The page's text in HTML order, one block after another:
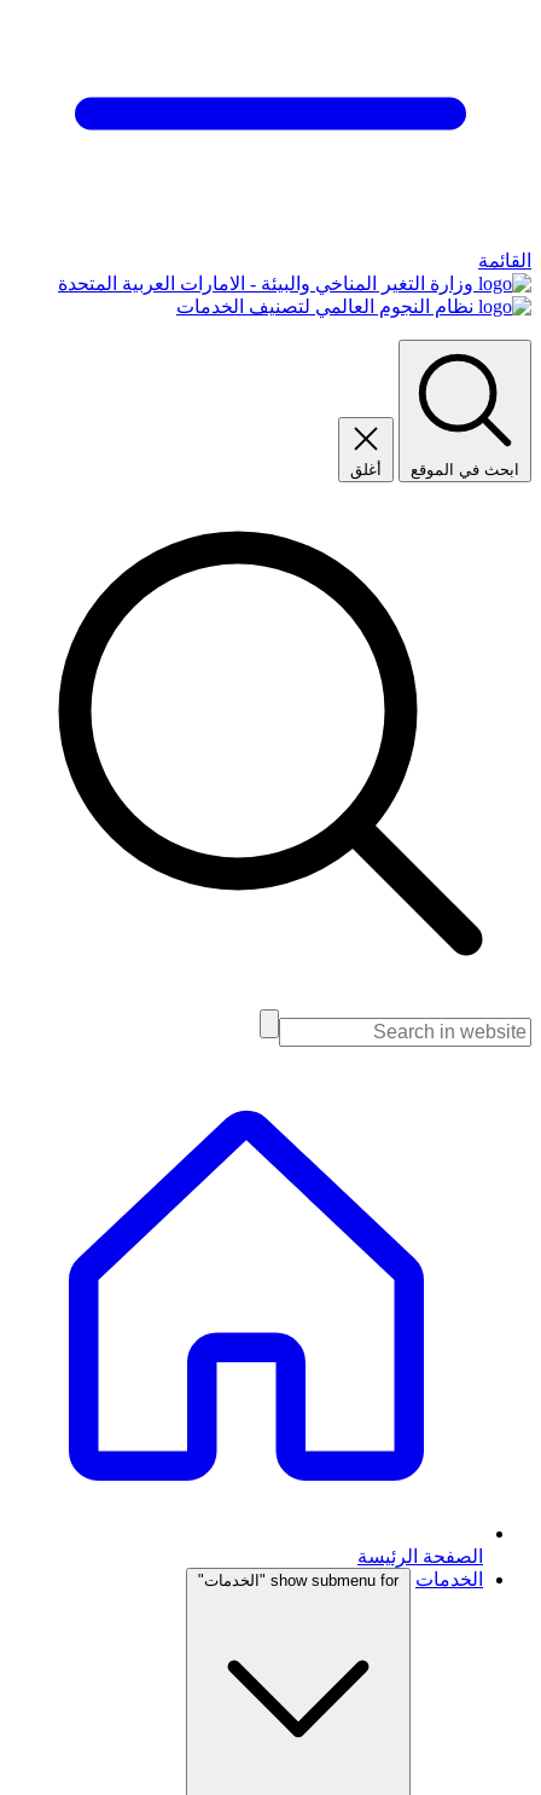
القائمة
وزارة التغير المناخي والبيئة - الامارات العربية المتحدة
نظام النجوم العالمي لتصنيف الخدمات
ابحث في الموقع أغلق
الصفحة الرئيسة
الخدمات
show submenu for "الخدمات"